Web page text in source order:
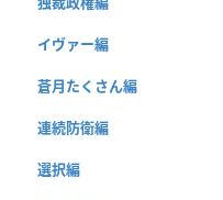
イヴァー編
蒼月たくさん編
連続防衛編
選択編